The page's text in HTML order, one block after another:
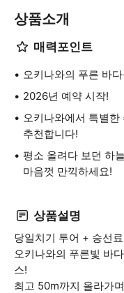
상품소개
매력포인트
오키나와의 푸른 바
2026년 예약 시작!
오키나와에서 특별한
추천합니다!
평소 올려다 보던 하
마음껏 만끽하세요!
상품설명
당일치기 투어 + 승선
오키나와의 푸른빛 바
스!
최고 50m까지 올라가